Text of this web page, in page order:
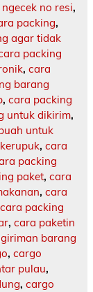
no resi,
packing,
agar tidak
packing
, cara
barang
, cara packing
untuk dikirim,
untuk
, cara
packing
paket, cara
, cara
cara packing
, cara paketin
barang
, cargo
pulau,
, cargo